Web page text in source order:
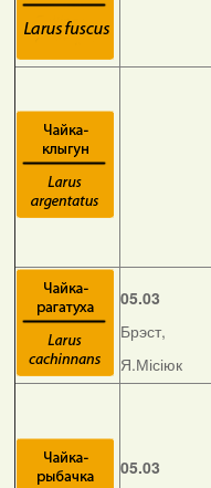
05.03
Брэст,
Я.Місіюк
05.03